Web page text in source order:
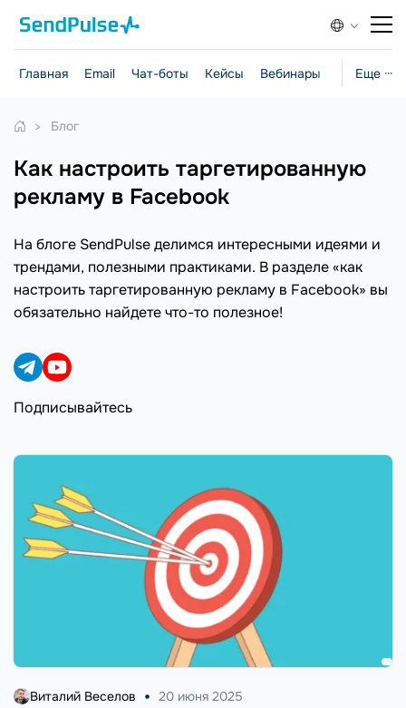
Еще ···
Главная Email Чат-боты Кейсы Вебинары Стратегии
Блог
как настроить таргетированную
рекламу в Facebook
На блоге SendPulse делимся интересными идеями и
трендами, полезными практиками. В разделе «как
настроить таргетированную рекламу в Facebook» вы
обязательно найдете что-то полезное!
Подписывайтесь
Виталий Веселов 20 июня 2025